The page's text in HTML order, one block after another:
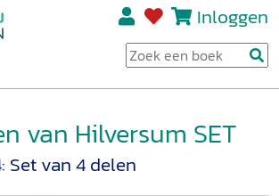
Inloggen
van Hilversum SET
Set van 4 delen